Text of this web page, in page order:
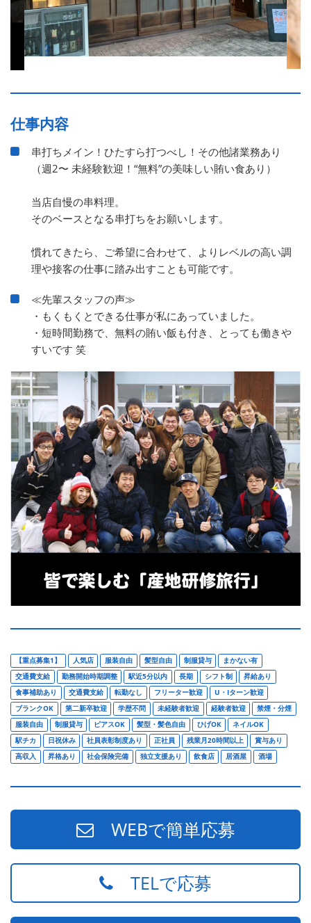
仕事内容
串打ちメイン！ひたすら打つべし！その他諸業務あり
（週2〜 未経験歓迎！“無料”の美味しい賄い食あり）
当店自慢の串料理。
そのベースとなる串打ちをお願いします。
慣れてきたら、ご希望に合わせて、よりレベルの高い調
理や接客の仕事に踏み出すことも可能です。
≪先輩スタッフの声≫
・もくもくとできる仕事が私にあっていました。
・短時間勤務で、無料の賄い飯も付き、とっても働きや
すいです 笑
【重点募集1】 人気店 服装自由 髪型自由 制服貸与
まかない有
交通費支給
勤務開始時期調整 駅近5分以内 長期 シフト制
昇給あり
食事補助あり
交通費支給 転勤なし フリーター歓迎
U・Iターン歓迎
ブランクOK
第二新卒歓迎 学歴不問 未経験者歓迎 経験者歓迎
禁煙・分煙
服装自由
制服貸与 ピアスOK 髪型・髪色自由 ひげOK
ネイルOK
駅チカ
日祝休み 社員表彰制度あり 正社員 残業月20時間以上
賞与あり
高収入
昇格あり 社会保険完備 独立支援あり 飲食店 居酒屋 酒場
WEBで簡単応募
TELで応募